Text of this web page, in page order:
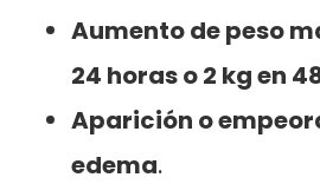
Aumento de peso
24 horas o 2 kg en
Aparición o
edema.